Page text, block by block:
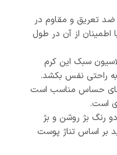
ضد تعریق و مقاوم در
اطمینان از آن در طول
سبک این کرم
راحتی نفس بکشد.
حساس مناسب است
است.
رنگ بژ روشن و بژ
بر اساس تناژ پوست